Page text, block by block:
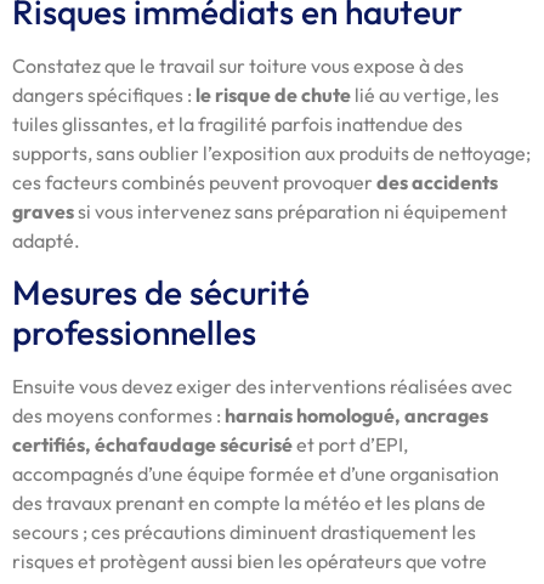
Risques immédiats en hauteur
Constatez que le travail sur toiture vous expose à des
dangers spécifiques : le risque de chute lié au vertige, les
tuiles glissantes, et la fragilité parfois inattendue des
supports, sans oublier l’exposition aux produits de nettoyage;
ces facteurs combinés peuvent provoquer des accidents
gravessi vous intervenez sans préparation ni équipement
adapté.
Mesures de sécurité
professionnelles
Ensuite vous devez exiger des interventions réalisées avec
des moyens conformes : harnais homologué, ancrages
certifiés, échafaudage sécuriséet port d’EPI,
accompagnés d’une équipe formée et d’une organisation
des travaux prenant en compte la météo et les plans de
secours ; ces précautions diminuent drastiquement les
risques et protègent aussi bien les opérateurs que votre